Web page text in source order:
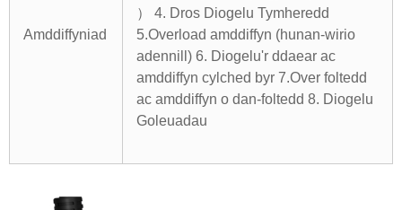
Amddiffyniad
） 4. Dros Diogelu Tymheredd
5.Overload amddiffyn (hunan-wirio
adennill) 6. Diogelu'r ddaear ac
amddiffyn cylched byr 7.Over foltedd
ac amddiffyn o dan-foltedd 8. Diogelu
Goleuadau